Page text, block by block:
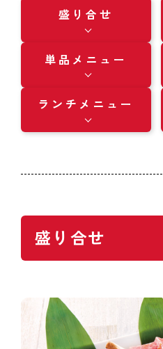
盛り合せ
単品メニュー
ランチメニュー
盛り合せ